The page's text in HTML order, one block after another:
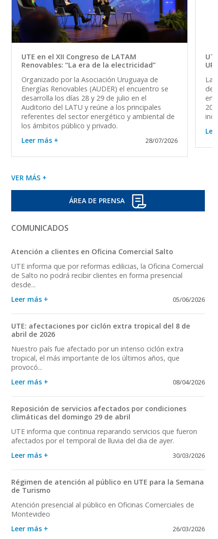
UTE en el XII Congreso de LATAM
Renovables: “La era de la electricidad”
Organizado por la Asociación Uruguaya de
Energías Renovables (AUDER) el encuentro se
desarrolla los días 28 y 29 de julio en el
Auditorio del LATU y reúne a los principales
referentes del sector energético y ambiental de
los ámbitos público y privado.
Leer más +
28/07/2026
La
del
en
VER MÁS +
ÁREA DE PRENSA
COMUNICADOS
Atención a clientes en Oficina Comercial Salto
UTE informa que por reformas edilicias, la Oficina Comercial
de Salto no podrá recibir clientes en forma presencial
desde...
Leer más +
05/06/2026
UTE: afectaciones por ciclón extra tropical del 8 de
abril de 2026
Nuestro país fue afectado por un intenso ciclón extra
tropical, el más importante de los últimos años, que
provocó...
Leer más +
08/04/2026
Reposición de servicios afectados por condiciones
climáticas del domingo 29 de abril
UTE informa que continua reparando servicios que fueron
afectados por el temporal de lluvia del dia de ayer.
Leer más +
30/03/2026
Régimen de atención al público en UTE para la Semana
de Turismo
Atención presencial al público en Oficinas Comerciales de
Montevideo
Leer más +
26/03/2026